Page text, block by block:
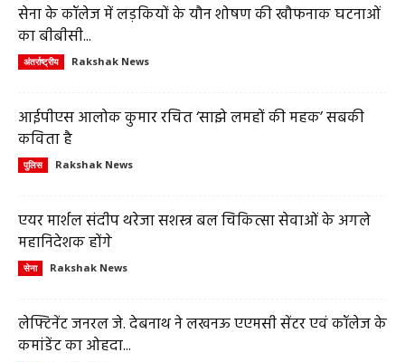
सेना के कॉलेज में लड़कियों के यौन शोषण की खौफनाक घटनाओं
का बीबीसी...
अंतर्राष्ट्रीय Rakshak News
आईपीएस आलोक कुमार रचित ‘साझे लमहों की महक’ सबकी
कविता है
पुलिस Rakshak News
एयर मार्शल संदीप थरेजा सशस्त्र बल चिकित्सा सेवाओं के अगले
महानिदेशक होंगे
सेना Rakshak News
लेफ्टिनेंट जनरल जे. देबनाथ ने लखनऊ एएमसी सेंटर एवं कॉलेज के
कमांडेंट का ओहदा...